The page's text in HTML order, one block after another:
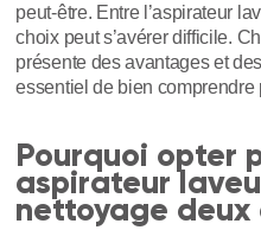
peut-être. Entre l’aspirateur
choix peut s’avérer difficile.
présente des avantages et
essentiel de bien
Pourquoi opter
aspirateur
nettoyage deux